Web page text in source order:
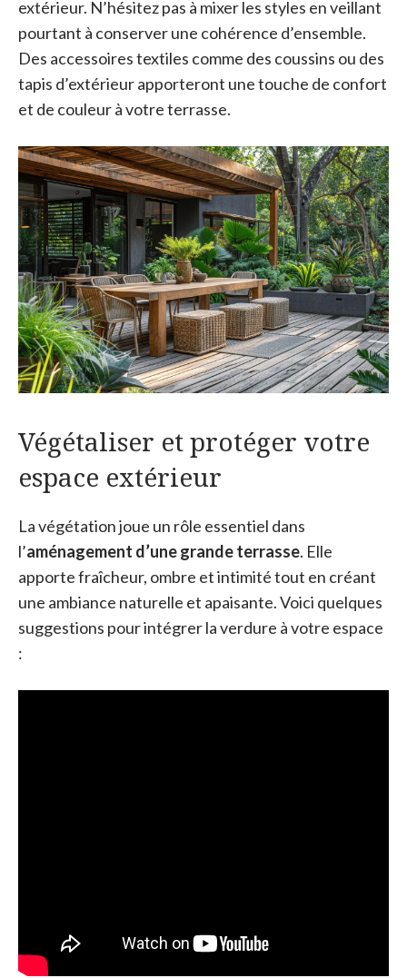
extérieur. N’hésitez pas à mixer les styles en veillant
pourtant à conserver une cohérence d’ensemble.
Des accessoires textiles comme des coussins ou des
tapis d’extérieur apporteront une touche de confort
et de couleur à votre terrasse.
Végétaliser et protéger votre
espace extérieur
La végétation joue un rôle essentiel dans
l’aménagement d’une grande terrasse. Elle
apporte fraîcheur, ombre et intimité tout en créant
une ambiance naturelle et apaisante. Voici quelques
suggestions pour intégrer la verdure à votre espace
: